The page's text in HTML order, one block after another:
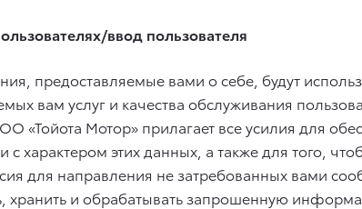
ввод пользователя
предоставляемые вами о себе, будут
вам услуг и качества обслуживания
«Тойота Мотор» прилагает все усилия для
с характером этих данных, а также для того,
для направления не затребованных вами
хранить и обрабатывать запрошенную